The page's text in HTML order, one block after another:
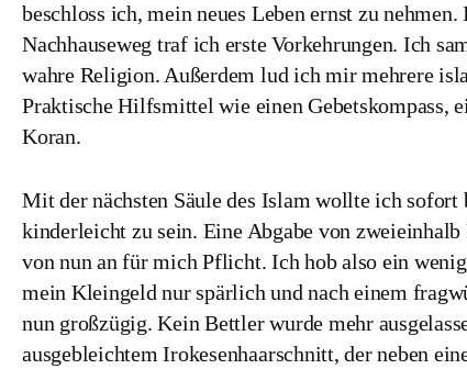
beschloss ich, mein neues Leben ernst zu
Nachhauseweg traf ich erste Vorkehrungen. Ich
wahre Religion. Außerdem lud ich mir mehrere
Praktische Hilfsmittel wie einen Gebetskompass,
Koran.
Mit der nächsten Säule des Islam wollte ich
kinderleicht zu sein. Eine Abgabe von
von nun an für mich Pflicht. Ich hob also ein
mein Kleingeld nur spärlich und nach einem
nun großzügig. Kein Bettler wurde mehr
ausgebleichtem Irokesenhaarschnitt, der neben